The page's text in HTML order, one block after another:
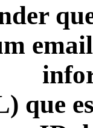
que